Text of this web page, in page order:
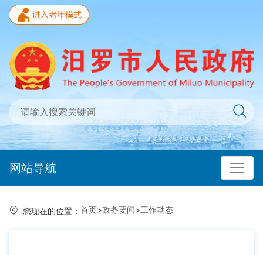
网站导航
您现在的位置： 首页>政务要闻>工作动态